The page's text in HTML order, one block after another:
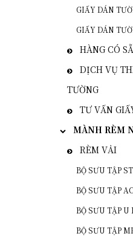
GIẤY DÁN
GIẤY DÁN
HÀNG CÓ
DỊCH VỤ
TƯỜNG
TƯ VẤN
MÀNH RÈM
RÈM VẢI
BỘ SƯU TẬP
BỘ SƯU TẬP
BỘ SƯU TẬP
BỘ SƯU TẬP